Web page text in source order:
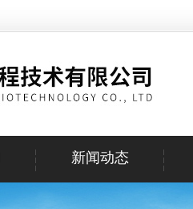
新闻动态